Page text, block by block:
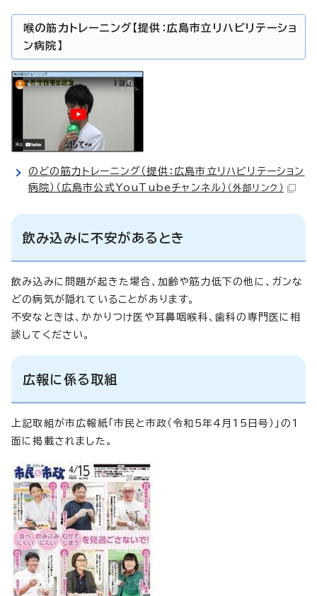
喉の筋力トレーニング【提供：広島市立リハビリテーショ
ン病院】
のどの筋力トレーニング（提供：広島市立リハビリテーション
病院）（広島市公式YouTubeチャンネル） （外部リンク）
飲み込みに不安があるとき
飲み込みに問題が起きた場合、加齢や筋力低下の他に、ガンな
どの病気が隠れていることがあります。
不安なときは、かかりつけ医や耳鼻咽喉科、歯科の専門医に相
談してください。
広報に係る取組
上記取組が市広報紙「市民と市政（令和5年4月15日号）」の1
面に掲載されました。